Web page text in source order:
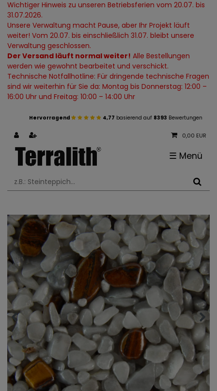
Wichtiger Hinweis zu unseren Betriebsferien vom 20.07. bis
31.07.2026.
Unsere Verwaltung macht Pause, aber Ihr Projekt läuft
weiter! Vom 20.07. bis einschließlich 31.07. bleibt unsere
Verwaltung geschlossen.
Der Versand läuft normal weiter! Alle Bestellungen
werden wie gewohnt bearbeitet und verschickt.
Technische Notfallhotline: Für dringende technische Fragen
sind wir weiterhin für Sie da: Montag bis Donnerstag: 12:00 –
16:00 Uhr und Freitag: 10:00 – 14:00 Uhr
Hervorragend 4,77 basierend auf 8393 Bewertungen
0,00 EUR
☰ Menü